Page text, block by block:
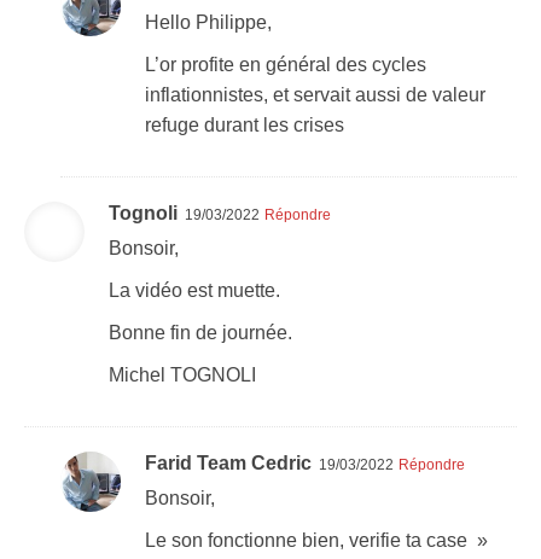
Hello Philippe,
L’or profite en général des cycles
inflationnistes, et servait aussi de valeur
refuge durant les crises
Tognoli 19/03/2022 Répondre
Bonsoir,
La vidéo est muette.
Bonne fin de journée.
Michel TOGNOLI
Farid Team Cedric 19/03/2022 Répondre
Bonsoir,
Le son fonctionne bien, verifie ta case »